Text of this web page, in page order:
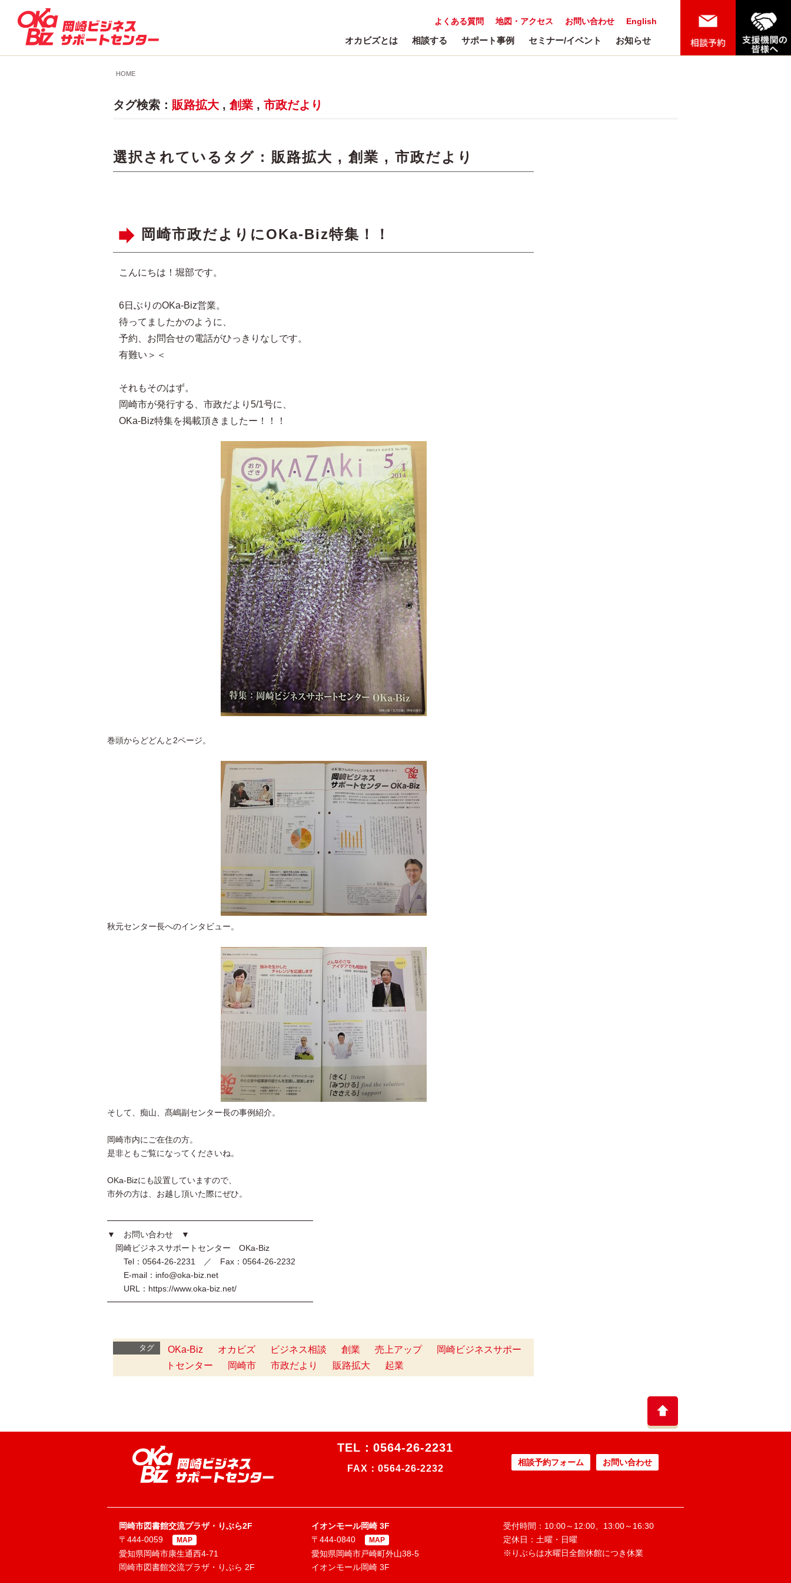
English
お問い合わせ
地図・アクセス
よくある質問
オカビズとは 相談する サポート事例 セミナー/イベント お知らせ
HOME
タグ検索： 販路拡大 , 創業 , 市政だより
選択されているタグ : 販路拡大 , 創業 , 市政だより
岡崎市政だよりにOKa-Biz特集！！
こんにちは！堀部です。
6日ぶりのOKa-Biz営業。
待ってましたかのように、
予約、お問合せの電話がひっきりなしです。
有難い＞＜
それもそのはず。
岡崎市が発行する、市政だより5/1号に、
OKa-Biz特集を掲載頂きましたー！！！
巻頭からどどんと2ページ。
秋元センター長へのインタビュー。
そして、痴山、髙嶋副センター長の事例紹介。
岡崎市内にご在住の方。
是非ともご覧になってくださいね。
OKa-Bizにも設置していますので、
市外の方は、お越し頂いた際にぜひ。
━━━━━━━━━━━━━━━━━━━━━━━━━
▼ お問い合わせ ▼
岡崎ビジネスサポートセンター OKa-Biz
Tel：0564-26-2231 ／ Fax：0564-26-2232
E-mail：info@oka-biz.net
URL：https://www.oka-biz.net/
━━━━━━━━━━━━━━━━━━━━━━━━━
タグ OKa-Biz オカビズ ビジネス相談 創業 売上アップ
岡崎ビジネスサポー
トセンター
岡崎市 市政だより 販路拡大 起業
TEL：0564-26-2231
FAX：0564-26-2232
相談予約フォーム お問い合わせ
岡崎市図書館交流プラザ・りぶら2F
〒444-0059
MAP
愛知県岡崎市康生通西4-71
岡崎市図書館交流プラザ・りぶら 2F
イオンモール岡崎 3F
〒444-0840
MAP
愛知県岡崎市戸崎町外山38-5
イオンモール岡崎 3F
受付時間：10:00～12:00、13:00～16:30
定休日：土曜・日曜
※りぶらは水曜日全館休館につき休業